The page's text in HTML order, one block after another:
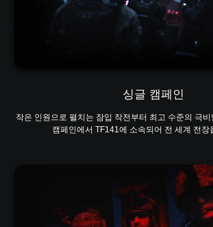
싱글 캠페인
작은 인원으로 펼치는 잠입 작전부터 최고 수준의 극비
캠페인에서 TF141에 소속되어 전 세계 전장